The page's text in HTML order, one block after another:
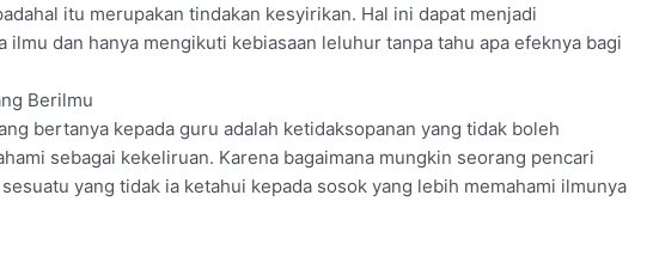
itu merupakan tindakan kesyirikan. Hal ini dapat menjadi
ilmu dan hanya mengikuti kebiasaan leluhur tanpa tahu apa efeknya bagi
Berilmu
bertanya kepada guru adalah ketidaksopanan yang tidak boleh
sebagai kekeliruan. Karena bagaimana mungkin seorang pencari
yang tidak ia ketahui kepada sosok yang lebih memahami ilmunya